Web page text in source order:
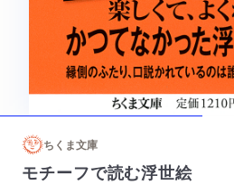
ちくま文庫
モチーフで読む浮世絵